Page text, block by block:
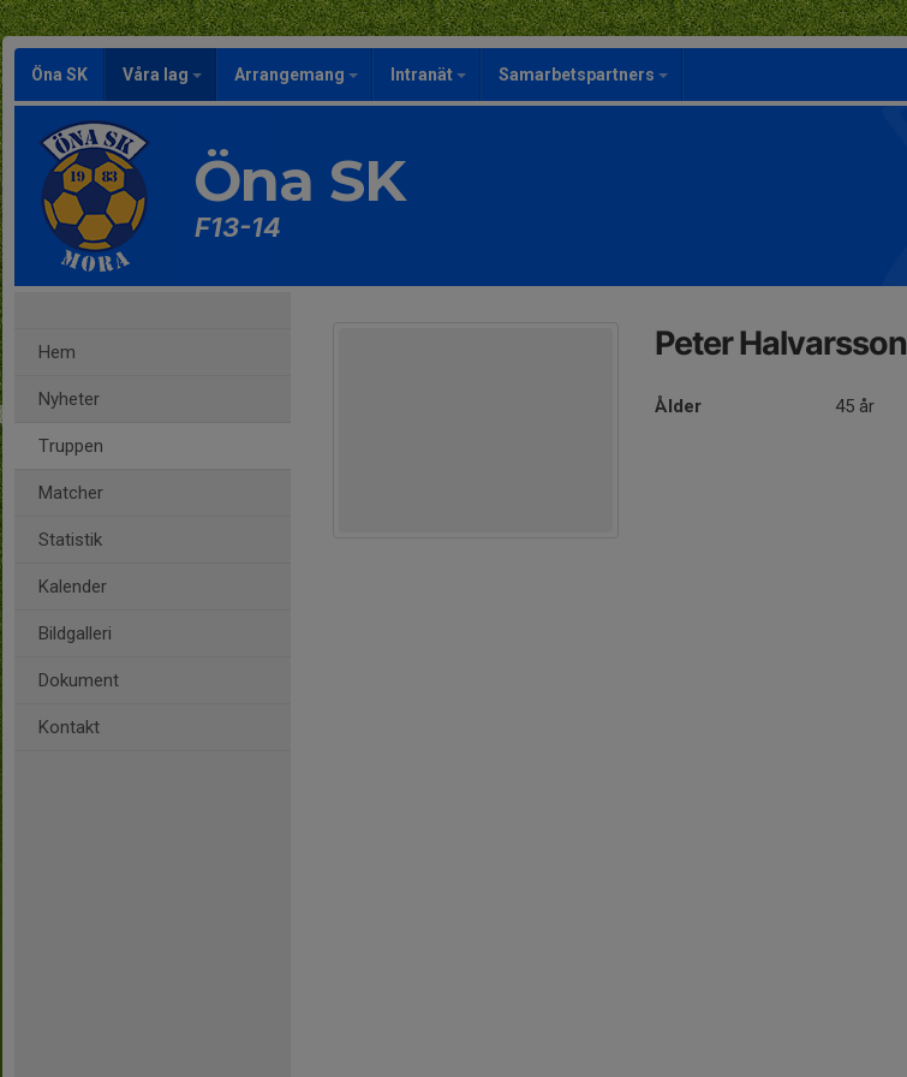
Öna SK Våra lag Arrangemang Intranät Samarbetspartners
Öna SK
F13-14
Hem
Nyheter
Truppen
Matcher
Statistik
Kalender
Bildgalleri
Dokument
Kontakt
Peter Halvarsson
Ålder 45 år